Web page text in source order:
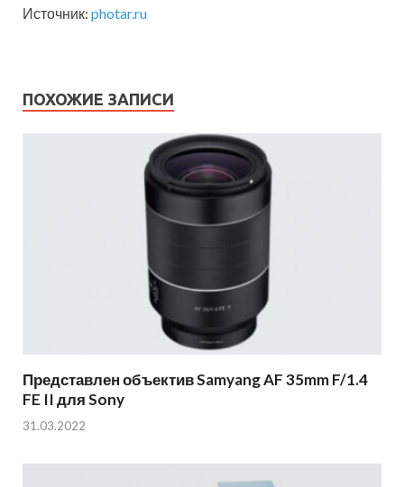
Источник: photar.ru
ПОХОЖИЕ ЗАПИСИ
Представлен объектив Samyang AF 35mm F/1.4
FE II для Sony
31.03.2022